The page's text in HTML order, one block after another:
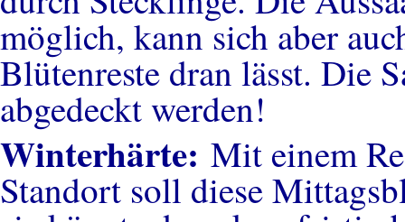
möglich, kann sich aber
Blütenreste dran lässt. Die
abgedeckt werden!
Winterhärte: Mit einem
Standort soll diese